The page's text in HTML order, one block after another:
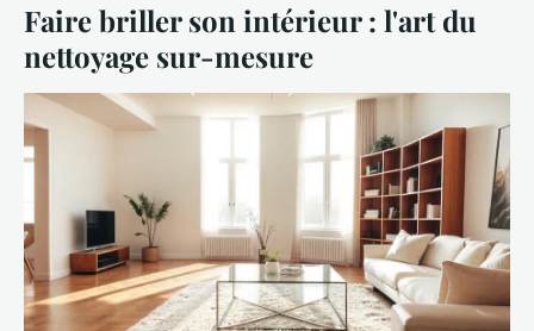
Faire briller son intérieur : l'art du
nettoyage sur-mesure